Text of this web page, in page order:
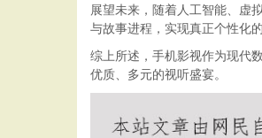
展望未来，随着人工智能、虚
与故事进程，实现真正个性化
综上所述，手机影视作为现代
优质、多元的视听盛宴。